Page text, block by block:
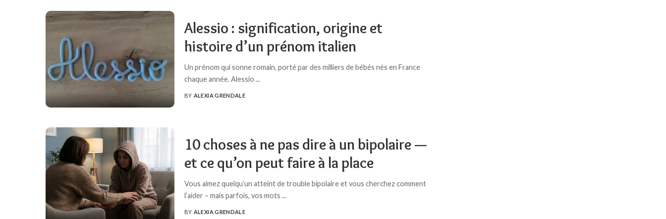
Alessio : signification, origine et
histoire d’un prénom italien
Un prénom qui sonne romain, porté par des milliers de bébés nés en France
chaque année. Alessio ...
POSTED
BY ALEXIA GRENDALE
10 choses à ne pas dire à un bipolaire —
et ce qu’on peut faire à la place
Vous aimez quelqu’un atteint de trouble bipolaire et vous cherchez comment
l’aider – mais parfois, vos mots ...
POSTED
BY ALEXIA GRENDALE